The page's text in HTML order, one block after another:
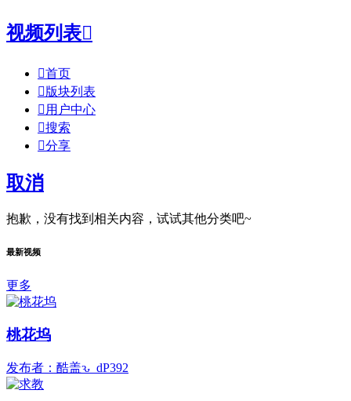
视频列表
首页
版块列表
 用户中心
搜索
分享
取消
抱歉，没有找到相关内容，试试其他分类吧~
最新视频
更多
桃花坞
发布者：酷盖ԅ_dP392